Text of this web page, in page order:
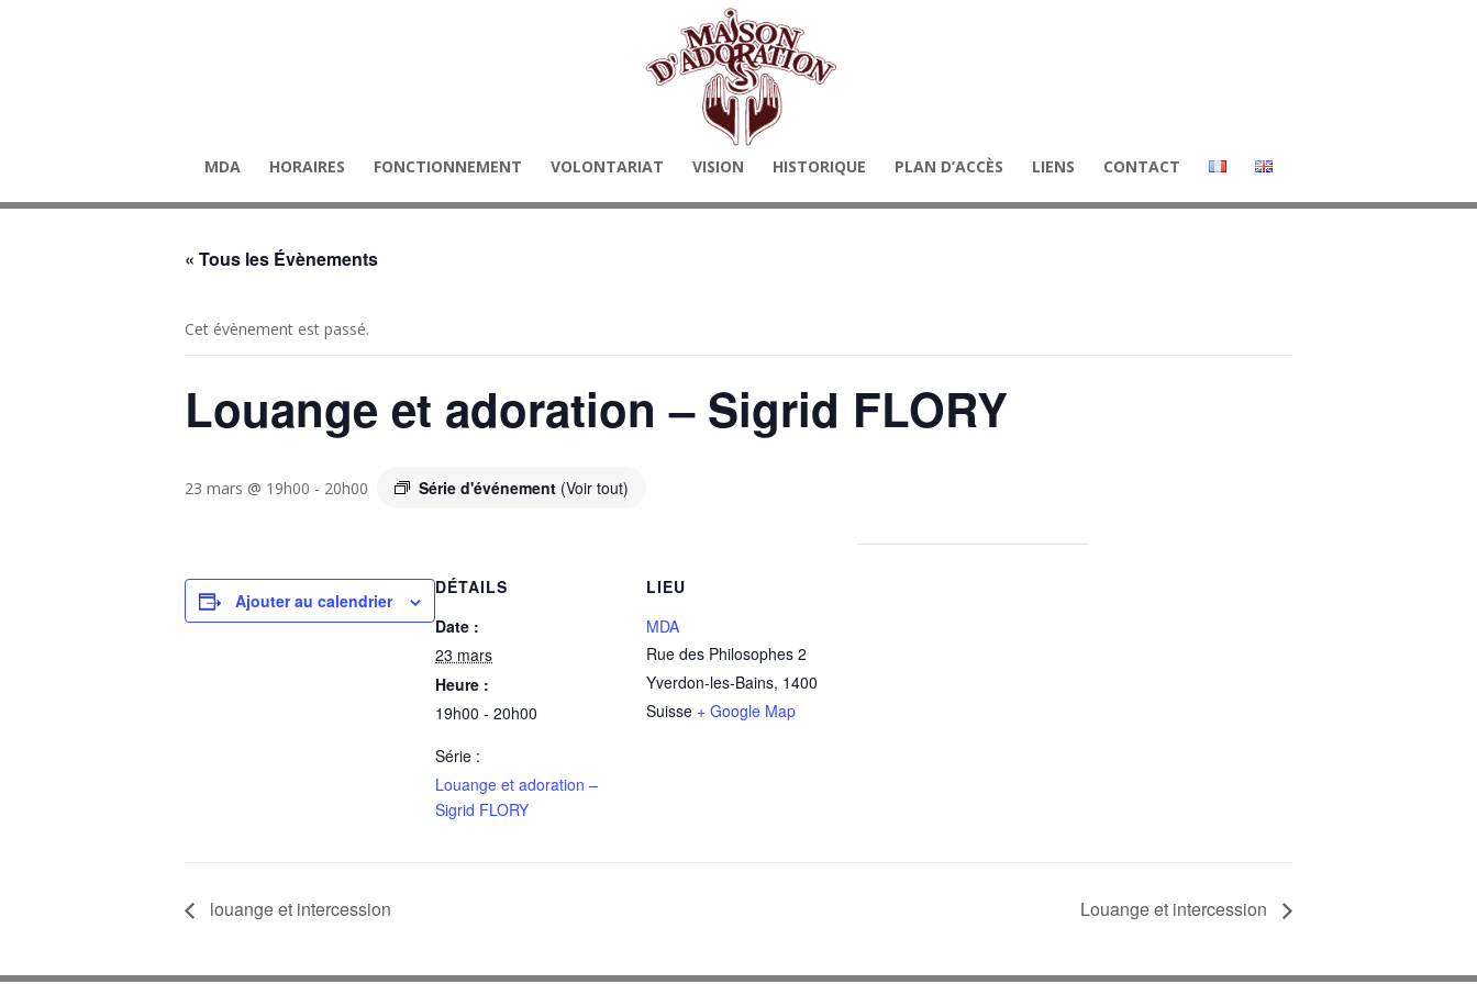
MDA HORAIRES FONCTIONNEMENT VOLONTARIAT VISION HISTORIQUE PLAN D’ACCÈS LIENS CONTACT
« Tous les Évènements
Cet évènement est passé.
Louange et adoration – Sigrid FLORY
23 mars @ 19h00 - 20h00 Série d'événement (Voir tout)
Ajouter au calendrier
DÉTAILS
Date :
23 mars
Heure :
19h00 - 20h00
Série :
Louange et adoration –
Sigrid FLORY
LIEU
MDA
Rue des Philosophes 2
Yverdon-les-Bains, 1400
Suisse + Google Map
louange et intercession Louange et intercession